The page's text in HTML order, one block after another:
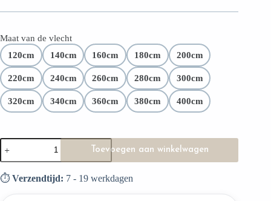
2 jaar garantie
Hoogste materiaalkwaliteit
Maat van de vlecht
120cm 140cm 160cm 180cm 200cm
220cm 240cm 260cm 280cm 300cm
320cm 340cm 360cm 380cm 400cm
Toevoegen aan winkelwagen
⏱️ Verzendtijd: 7 - 19 werkdagen